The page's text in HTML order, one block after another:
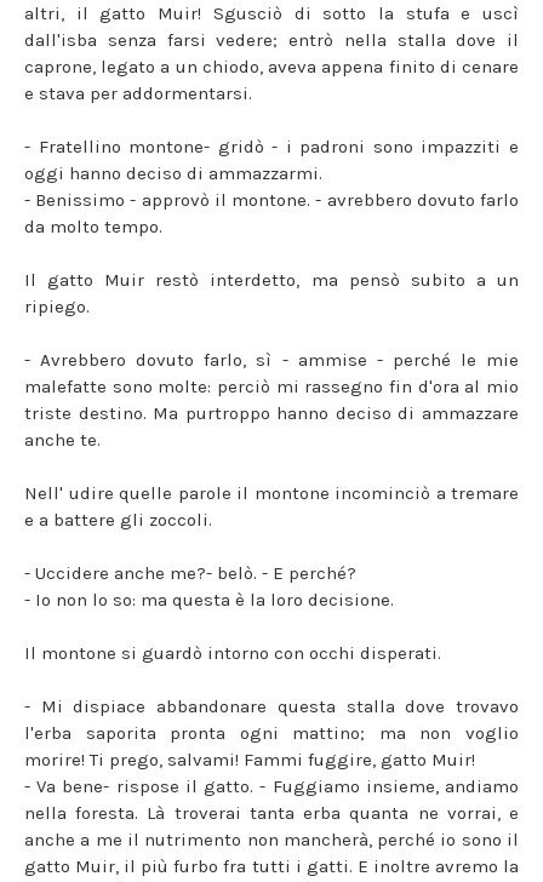
altri, il gatto Muir! Sgusciò di sotto la stufa e uscì
dall'isba senza farsi vedere; entrò nella stalla dove il
caprone, legato a un chiodo, aveva appena finito di cenare
e stava per addormentarsi.
- Fratellino montone- gridò - i padroni sono impazziti e
oggi hanno deciso di ammazzarmi.
- Benissimo - approvò il montone. - avrebbero dovuto farlo
da molto tempo.
Il gatto Muir restò interdetto, ma pensò subito a un
ripiego.
- Avrebbero dovuto farlo, sì - ammise - perché le mie
malefatte sono molte: perciò mi rassegno fin d'ora al mio
triste destino. Ma purtroppo hanno deciso di ammazzare
anche te.
Nell' udire quelle parole il montone incominciò a tremare
e a battere gli zoccoli.
- Uccidere anche me?- belò. - E perché?
- Io non lo so: ma questa è la loro decisione.
Il montone si guardò intorno con occhi disperati.
- Mi dispiace abbandonare questa stalla dove trovavo
l'erba saporita pronta ogni mattino; ma non voglio
morire! Ti prego, salvami! Fammi fuggire, gatto Muir!
- Va bene- rispose il gatto. - Fuggiamo insieme, andiamo
nella foresta. Là troverai tanta erba quanta ne vorrai, e
anche a me il nutrimento non mancherà, perché io sono il
gatto Muir, il più furbo fra tutti i gatti. E inoltre avremo la